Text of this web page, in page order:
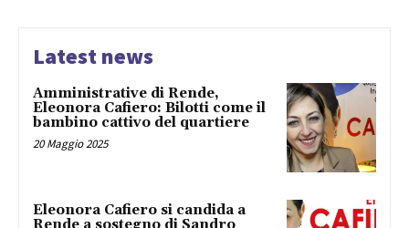
Latest news
Amministrative di Rende,
Eleonora Cafiero: Bilotti come il
bambino cattivo del quartiere
20 Maggio 2025
Eleonora Cafiero si candida a
Rende a sostegno di Sandro